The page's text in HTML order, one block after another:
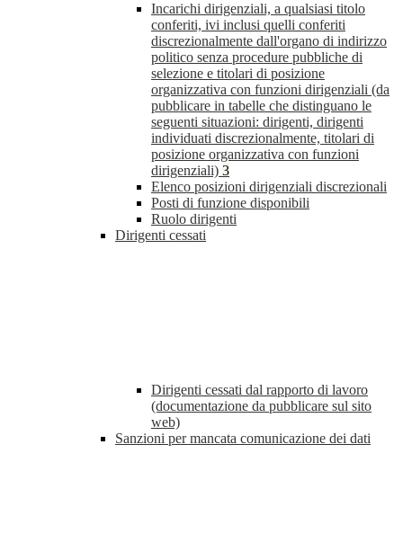
Incarichi dirigenziali, a qualsiasi titolo
conferiti, ivi inclusi quelli conferiti
discrezionalmente dall'organo di indirizzo
politico senza procedure pubbliche di
selezione e titolari di posizione
organizzativa con funzioni dirigenziali (da
pubblicare in tabelle che distinguano le
seguenti situazioni: dirigenti, dirigenti
individuati discrezionalmente, titolari di
posizione organizzativa con funzioni
dirigenziali) 3
Elenco posizioni dirigenziali discrezionali
Posti di funzione disponibili
Ruolo dirigenti
Dirigenti cessati
Dirigenti cessati dal rapporto di lavoro
(documentazione da pubblicare sul sito
web)
Sanzioni per mancata comunicazione dei dati